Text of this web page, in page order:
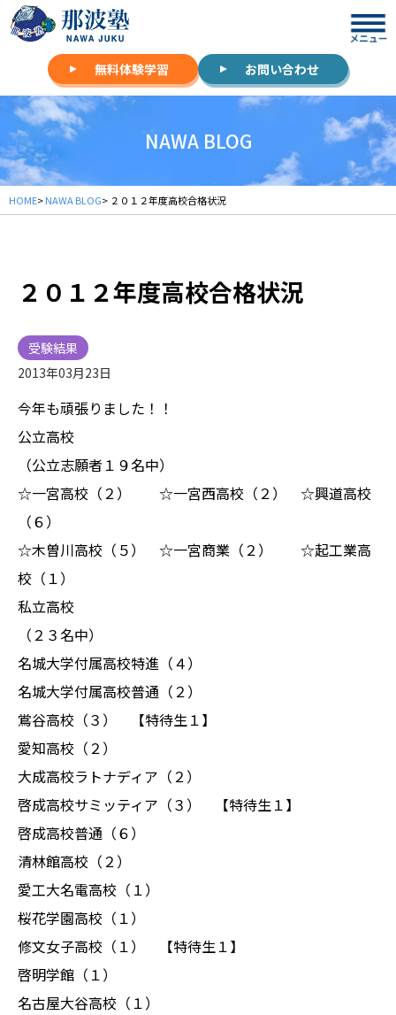
無料体験学習 お問い合わせ
NAWA BLOG
HOME>NAWA BLOG> ２０１２年度高校合格状況
２０１２年度高校合格状況
受験結果
2013年03月23日
今年も頑張りました！！
公立高校
（公立志願者１９名中）
☆一宮高校（２） ☆一宮西高校（２） ☆興道高校
（６）
☆木曽川高校（５） ☆一宮商業（２） ☆起工業高
校（１）
私立高校
（２３名中）
名城大学付属高校特進（４）
名城大学付属高校普通（２）
鴬谷高校（３） 【特待生１】
愛知高校（２）
大成高校ラトナディア（２）
啓成高校サミッティア（３） 【特待生１】
啓成高校普通（６）
清林館高校（２）
愛工大名電高校（１）
桜花学園高校（１）
修文女子高校（１） 【特待生１】
啓明学館（１）
名古屋大谷高校（１）